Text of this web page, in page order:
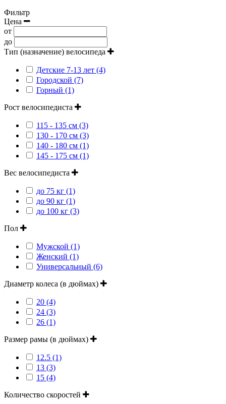
Фильтр
Цена
от
до
Тип (назначение) велосипеда
Детские 7-13 лет (4)
Городской (7)
Горный (1)
Рост велосипедиста
115 - 135 см (3)
130 - 170 см (3)
140 - 180 см (1)
145 - 175 см (1)
Вес велосипедиста
до 75 кг (1)
до 90 кг (1)
до 100 кг (3)
Пол
Мужской (1)
Женский (1)
Универсальный (6)
Диаметр колеса (в дюймах)
20 (4)
24 (3)
26 (1)
Размер рамы (в дюймах)
12.5 (1)
13 (3)
15 (4)
Количество скоростей